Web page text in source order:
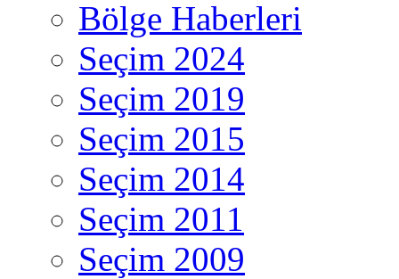
Bölge Haberleri
Seçim 2024
Seçim 2019
Seçim 2015
Seçim 2014
Seçim 2011
Seçim 2009